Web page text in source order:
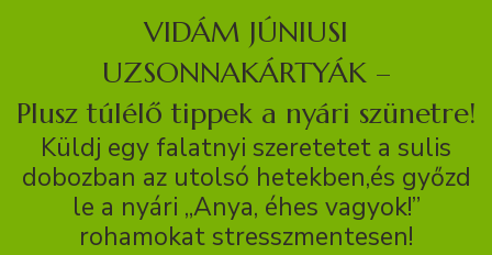
VIDÁM JÚNIUSI
UZSONNAKÁRTYÁK –
Plusz túlélő tippek a nyári szünetre!
Küldj egy falatnyi szeretetet a sulis
dobozban az utolsó hetekben,és győzd
le a nyári „Anya, éhes vagyok!”
rohamokat stresszmentesen!